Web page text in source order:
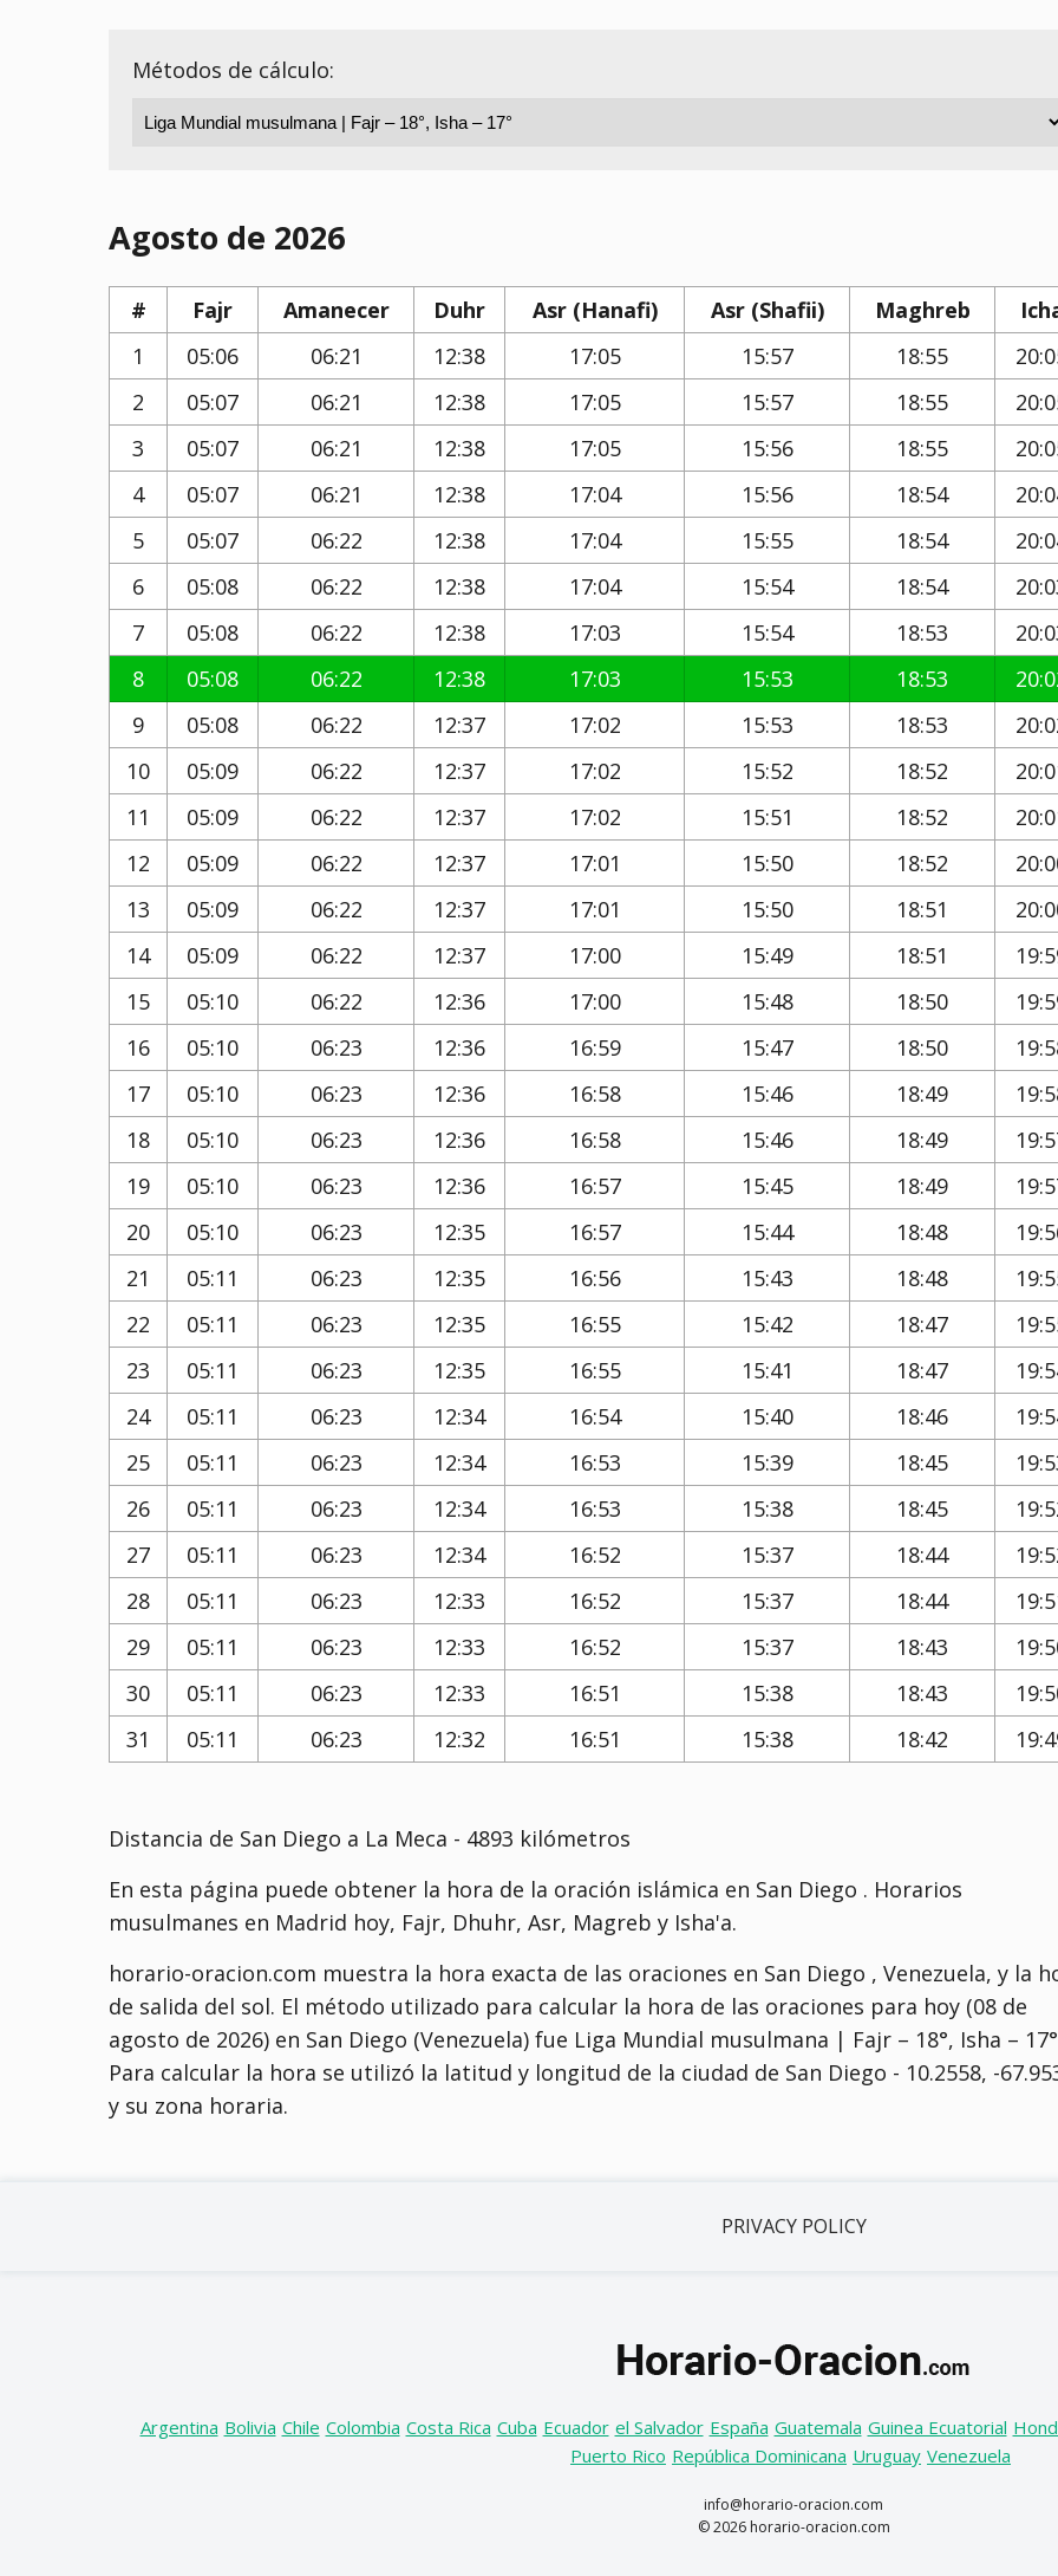
Métodos de cálculo:
Agosto de 2026
# Fajr Amanecer Duhr Asr (Hanafi) Asr (Shafii) Maghreb
1
05:06 06:21 12:38 17:05 15:57 18:55
2
05:07 06:21 12:38 17:05 15:57 18:55
3
05:07 06:21 12:38 17:05 15:56 18:55
4
05:07 06:21 12:38 17:04 15:56 18:54
5
05:07 06:22 12:38 17:04 15:55 18:54
6
05:08 06:22 12:38 17:04 15:54 18:54
7
05:08 06:22 12:38 17:03 15:54 18:53
8
05:08 06:22 12:38 17:03 15:53 18:53
9
05:08 06:22 12:37 17:02 15:53 18:53
10
05:09 06:22 12:37 17:02 15:52 18:52
11
05:09 06:22 12:37 17:02 15:51 18:52
12
05:09 06:22 12:37 17:01 15:50 18:52
13
05:09 06:22 12:37 17:01 15:50 18:51
14
05:09 06:22 12:37 17:00 15:49 18:51
15
05:10 06:22 12:36 17:00 15:48 18:50
16
05:10 06:23 12:36 16:59 15:47 18:50
17
05:10 06:23 12:36 16:58 15:46 18:49
18
05:10 06:23 12:36 16:58 15:46 18:49
19
05:10 06:23 12:36 16:57 15:45 18:49
20
05:10 06:23 12:35 16:57 15:44 18:48
21
05:11 06:23 12:35 16:56 15:43 18:48
22
05:11 06:23 12:35 16:55 15:42 18:47
23
05:11 06:23 12:35 16:55 15:41 18:47
24
05:11 06:23 12:34 16:54 15:40 18:46
25
05:11 06:23 12:34 16:53 15:39 18:45
26
05:11 06:23 12:34 16:53 15:38 18:45
27
05:11 06:23 12:34 16:52 15:37 18:44
28
05:11 06:23 12:33 16:52 15:37 18:44
29
05:11 06:23 12:33 16:52 15:37 18:43
30
05:11 06:23 12:33 16:51 15:38 18:43
31
05:11 06:23 12:32 16:51 15:38 18:42
Distancia de San Diego a La Meca - 4893 kilómetros
En esta página puede obtener la hora de la oración islámica en San Diego . Horarios
musulmanes en Madrid hoy, Fajr, Dhuhr, Asr, Magreb y Isha'a.
horario-oracion.com muestra la hora exacta de las oraciones en San Diego , Venezuela, y la
de salida del sol. El método utilizado para calcular la hora de las oraciones para hoy (08 de
agosto de 2026) en San Diego (Venezuela) fue Liga Mundial musulmana | Fajr – 18°, Isha – 17°
Para calcular la hora se utilizó la latitud y longitud de la ciudad de San Diego - 10.2558, -
y su zona horaria.
PRIVACY POLICY
Argentina Bolivia Chile Colombia Costa Rica Cuba Ecuador el Salvador España Guatemala Guinea Ecuatorial
Puerto Rico República Dominicana Uruguay Venezuela
info@horario-oracion.com
© 2026 horario-oracion.com